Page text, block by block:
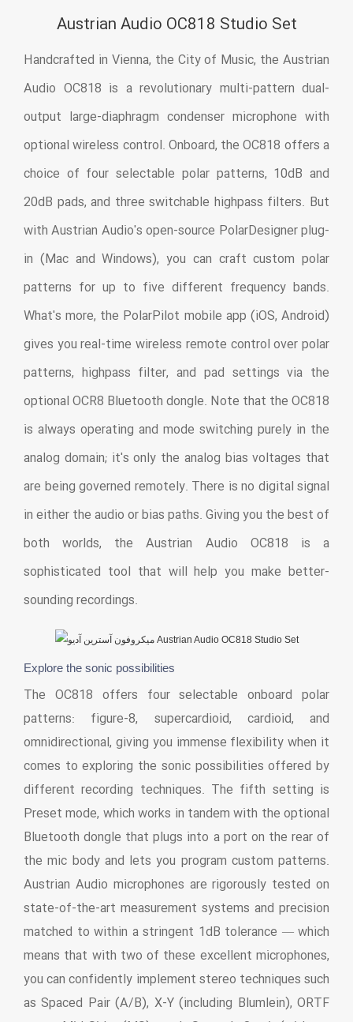
Austrian Audio OC818 Studio Set
Handcrafted in Vienna, the City of Music, the Austrian
Audio OC818 is a revolutionary multi-pattern dual-
output large-diaphragm condenser microphone with
optional wireless control. Onboard, the OC818 offers a
choice of four selectable polar patterns, 10dB and
20dB pads, and three switchable highpass filters. But
with Austrian Audio's open-source PolarDesigner plug-
in (Mac and Windows), you can craft custom polar
patterns for up to five different frequency bands.
What's more, the PolarPilot mobile app (iOS, Android)
gives you real-time wireless remote control over polar
patterns, highpass filter, and pad settings via the
optional OCR8 Bluetooth dongle. Note that the OC818
is always operating and mode switching purely in the
analog domain; it's only the analog bias voltages that
are being governed remotely. There is no digital signal
in either the audio or bias paths. Giving you the best of
both worlds, the Austrian Audio OC818 is a
sophisticated tool that will help you make better-
sounding recordings.
Explore the sonic possibilities
The OC818 offers four selectable onboard polar
patterns: figure-8, supercardioid, cardioid, and
omnidirectional, giving you immense flexibility when it
comes to exploring the sonic possibilities offered by
different recording techniques. The fifth setting is
Preset mode, which works in tandem with the optional
Bluetooth dongle that plugs into a port on the rear of
the mic body and lets you program custom patterns.
Austrian Audio microphones are rigorously tested on
state-of-the-art measurement systems and precision
matched to within a stringent 1dB tolerance — which
means that with two of these excellent microphones,
you can confidently implement stereo techniques such
as Spaced Pair (A/B), X-Y (including Blumlein), ORTF